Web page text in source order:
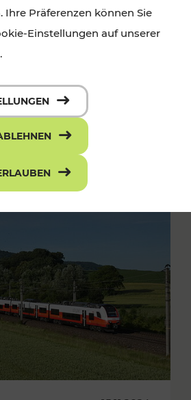
Ihre Präferenzen können Sie
Einstellungen auf unserer